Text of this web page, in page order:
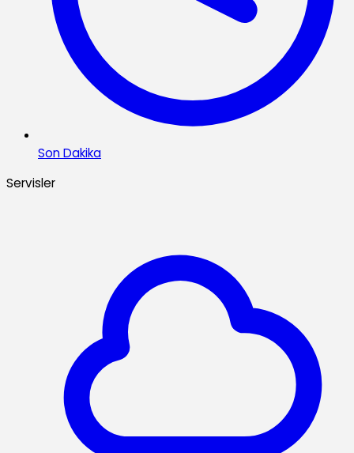
Son Dakika
Servisler